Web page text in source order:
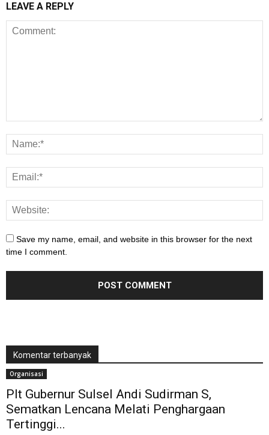
LEAVE A REPLY
Save my name, email, and website in this browser for the next
time I comment.
Komentar terbanyak
Organisasi
Plt Gubernur Sulsel Andi Sudirman S,
Sematkan Lencana Melati Penghargaan
Tertinggi...